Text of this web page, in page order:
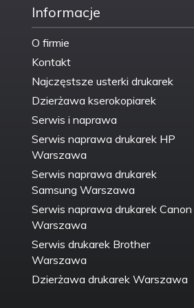
dostawy:
Jednopak
Rodzaj naboju z
atramentem:
Rodzaj
opakowania:
Technologia:
Technologia
druku:
Wersja:
Informacje
O firmie
Kontakt
Najczęstsze usterki drukarek
Dzierżawa kserokopiarek
Serwis i naprawa
Serwis naprawa drukarek HP
Warszawa
Serwis naprawa drukarek
Samsung Warszawa
Serwis naprawa drukarek Canon
Warszawa
Serwis drukarek Brother
Warszawa
Dzierżawa drukarek Warszawa